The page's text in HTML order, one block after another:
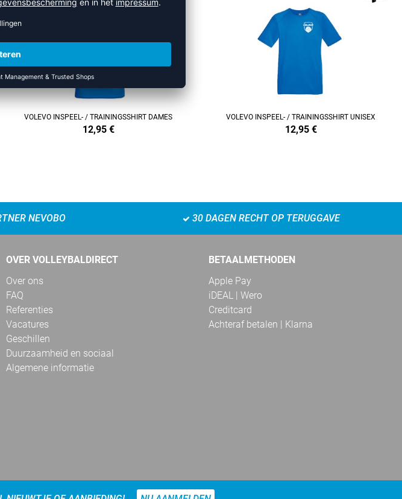
VOLEVO INSPEEL- / TRAININGSSHIRT DAMES
12,95 €
VOLEVO INSPEEL- / TRAININGSSHIRT UNISEX
12,95 €
NEVOBO 30 DAGEN RECHT OP TERUGGAVE
OVER VOLLEYBALDIRECT
Over ons
FAQ
Referenties
Vacatures
Geschillen
Duurzaamheid en sociaal
Algemene informatie
BETAALMETHODEN
Apple Pay
iDEAL | Wero
Creditcard
Achteraf betalen | Klarna